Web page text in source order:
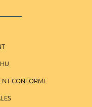
CONFORME